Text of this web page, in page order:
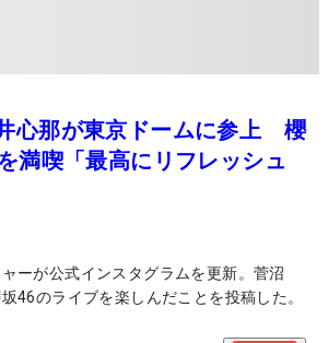
心那が東京ドームに参上 櫻
満喫「最高にリフレッシュ
ーが公式インスタグラムを更新。菅沼
46のライブを楽しんだことを投稿した。